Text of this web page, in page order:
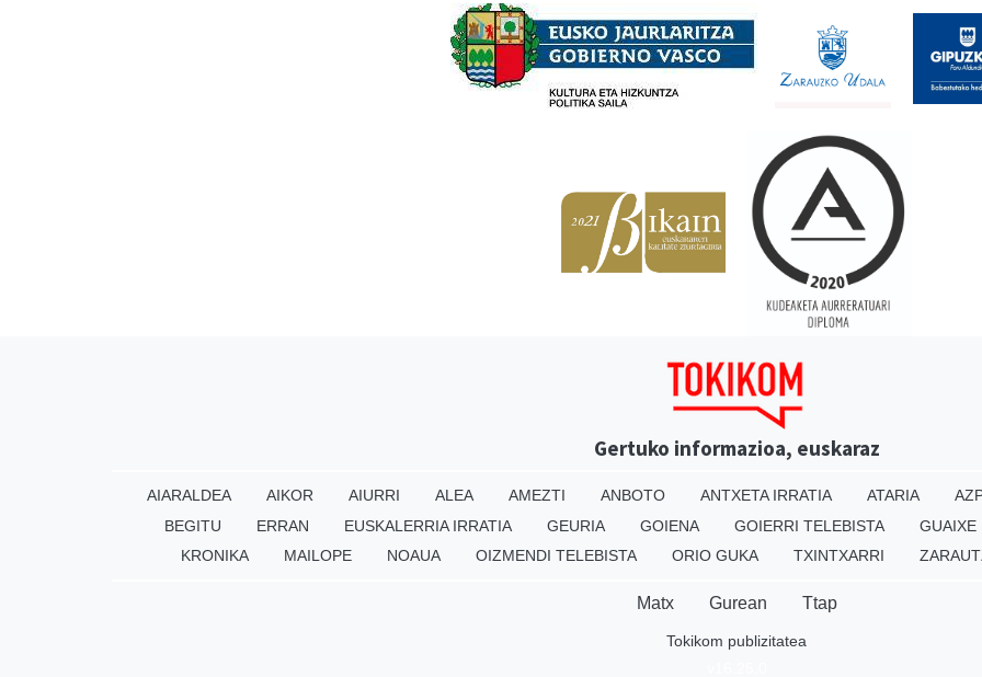
Gertuko informazioa, euskaraz
AIARALDEA AIKOR AIURRI ALEA AMEZTI ANBOTO ANTXETA IRRATIA ATARIA
BEGITU
ERRAN EUSKALERRIA IRRATIA GEURIA GOIENA GOIERRI TELEBISTA
GUAIXE
KRONIKA
MAILOPE NOAUA OIZMENDI TELEBISTA ORIO GUKA TXINTXARRI
Matx Gurean Ttap
Tokikom publizitatea